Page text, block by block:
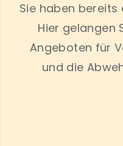
Sie haben bereits
Hier gelangen
Angeboten für
und die